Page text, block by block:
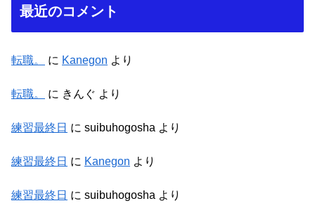
最近のコメント
転職。 に Kanegon より
転職。 に きんぐ より
練習最終日 に suibuhogosha より
練習最終日 に Kanegon より
練習最終日 に suibuhogosha より